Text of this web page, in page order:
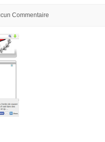
Commentaire